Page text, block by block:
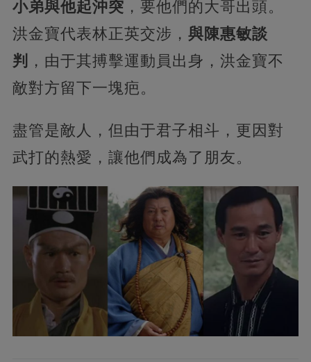
小弟與他起沖突 ，要他們的大哥出頭。
洪金寶代表林正英交涉， 與陳惠敏談
判
，由于其搏擊運動員出身，洪金寶不
敵對方留下一塊疤。
盡管是敵人，但由于君子相斗，更因對
武打的熱愛，讓他們成為了朋友。